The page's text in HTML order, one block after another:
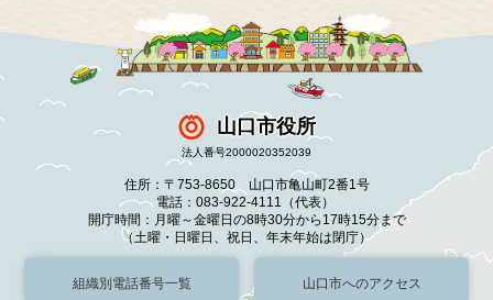
山口市役所
法人番号2000020352039
住所：〒753-8650 山口市亀山町2番1号
電話：083-922-4111（代表）
開庁時間：月曜～金曜日の8時30分から17時15分まで
（土曜・日曜日、祝日、年末年始は閉庁）
組織別電話番号一覧 山口市へのアクセス